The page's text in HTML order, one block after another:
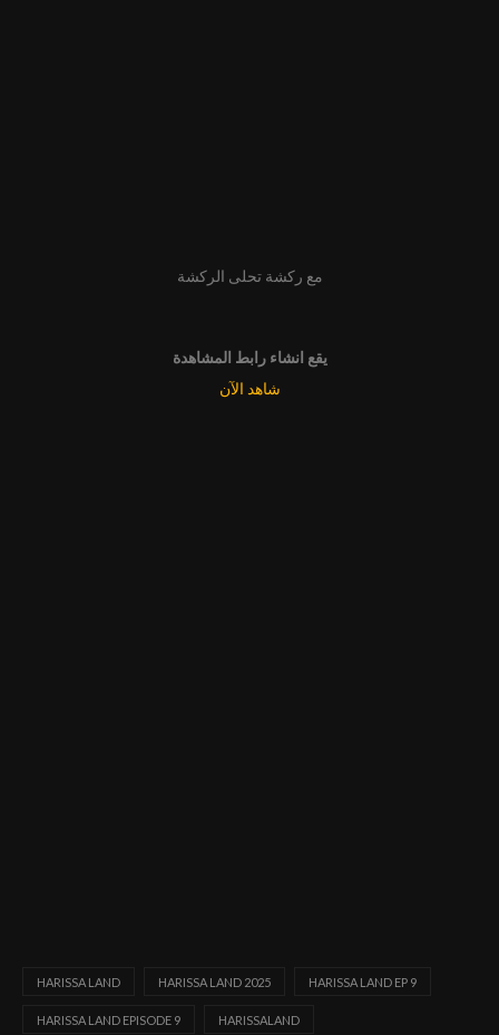
مع ركشة تحلى الركشة
يقع انشاء رابط المشاهدة
شاهد الآن
HARISSA LAND HARISSA LAND 2025 HARISSA LAND EP 9
HARISSA LAND EPISODE 9 HARISSALAND